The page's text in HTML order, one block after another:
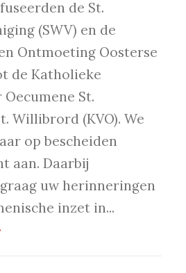
de St.
(SWV) en de
Ontmoeting Oosterse
de Katholieke
St.
Willibrord (KVO). We
op bescheiden
aan. Daarbij
uw herinneringen
inzet in...